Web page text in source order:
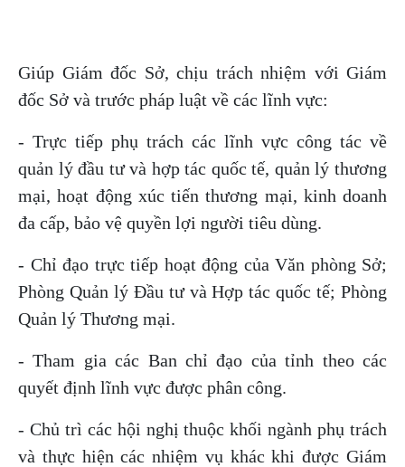
Giúp Giám đốc Sở, chịu trách nhiệm với Giám
đốc Sở và trước pháp luật về các lĩnh vực:
- Trực tiếp phụ trách các lĩnh vực công tác về
quản lý đầu tư và hợp tác quốc tế, quản lý thương
mại, hoạt động xúc tiến thương mại, kinh doanh
đa cấp, bảo vệ quyền lợi người tiêu dùng.
- Chỉ đạo trực tiếp hoạt động của Văn phòng Sở;
Phòng Quản lý Đầu tư và Hợp tác quốc tế; Phòng
Quản lý Thương mại.
- Tham gia các Ban chỉ đạo của tỉnh theo các
quyết định lĩnh vực được phân công.
- Chủ trì các hội nghị thuộc khối ngành phụ trách
và thực hiện các nhiệm vụ khác khi được Giám